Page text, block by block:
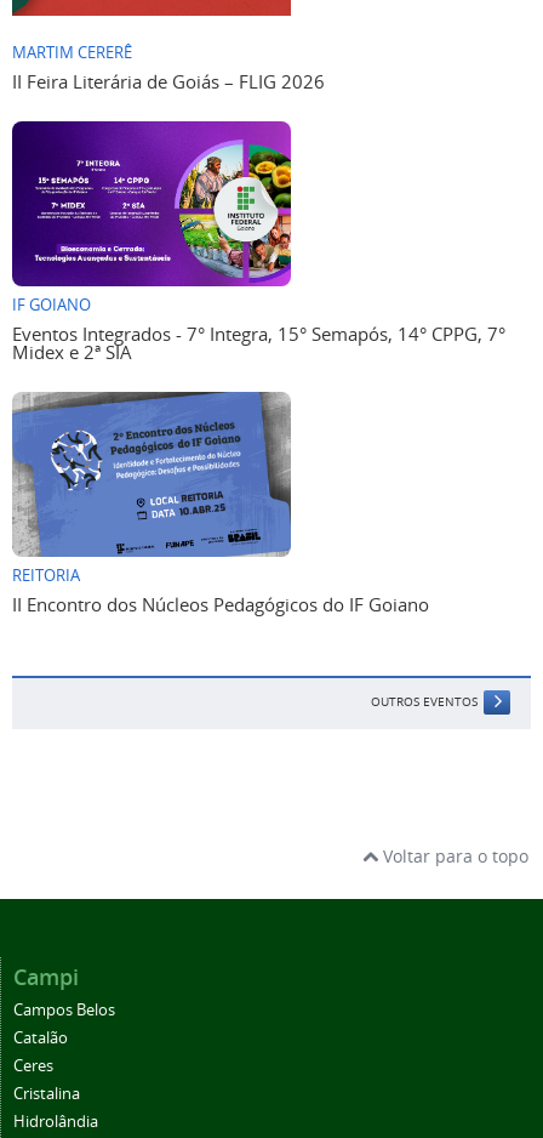
MARTIM CERERÊ
II Feira Literária de Goiás – FLIG 2026
IF GOIANO
Eventos Integrados - 7° Integra, 15° Semapós, 14° CPPG, 7°
Midex e 2ª SIA
REITORIA
II Encontro dos Núcleos Pedagógicos do IF Goiano
OUTROS EVENTOS
Voltar para o topo
Campi
Campos Belos
Catalão
Ceres
Cristalina
Hidrolândia